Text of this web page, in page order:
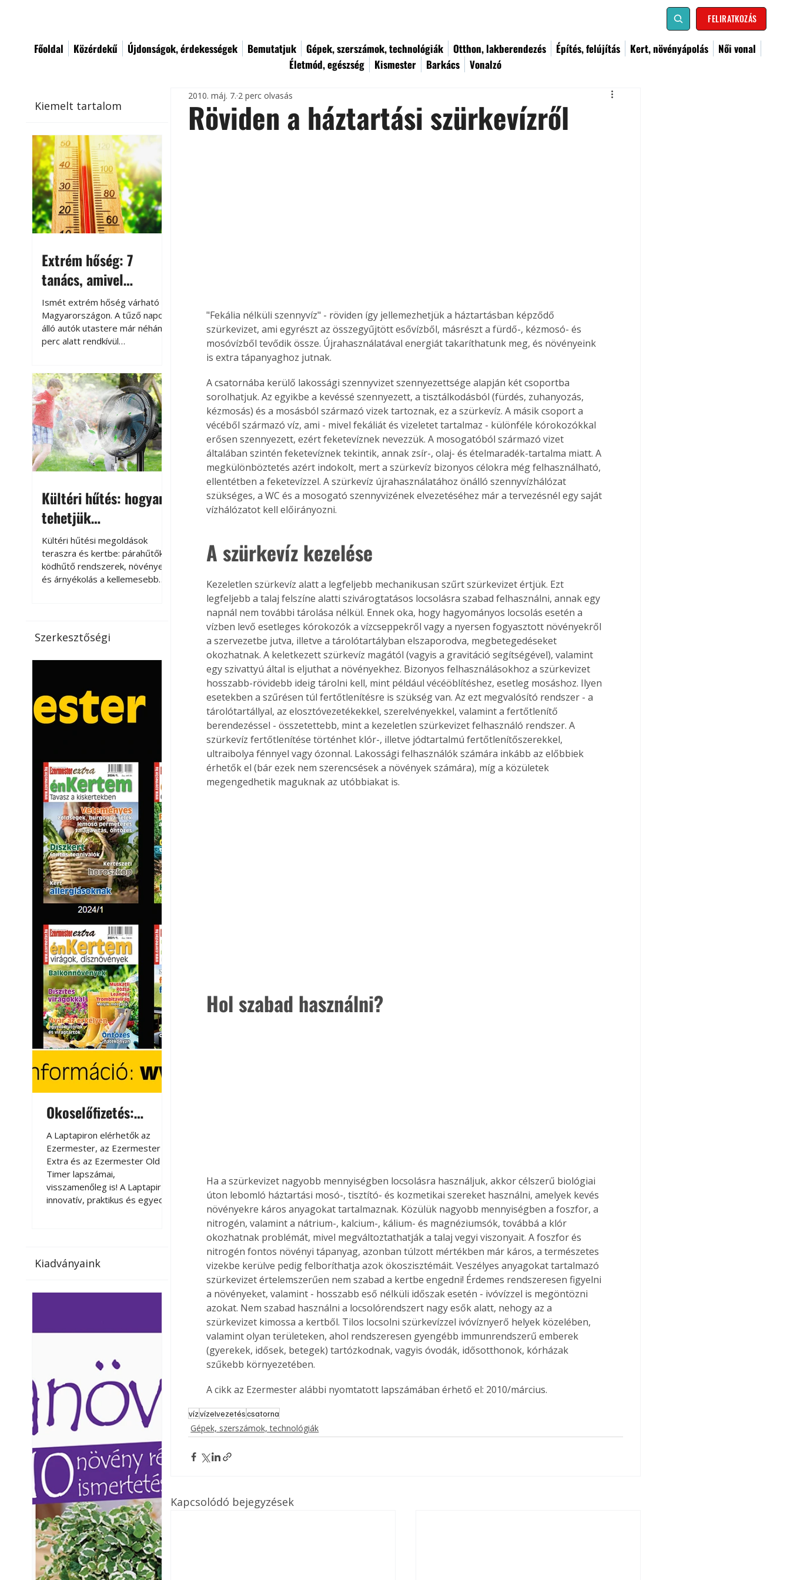
FELIRATKOZÁS
Főoldal Közérdekű Újdonságok, érdekességek Bemutatjuk Gépek, szerszámok, technológiák Otthon, lakberendezés Építés, felújítás Kert, növényápolás
Női vonal
Életmód, egészség
Kismester Barkács Vonalzó
Kiemelt tartalom
Extrém hőség: 7
tanács, amivel
megóvhatjuk
autónkat a nyári
károktól
Ismét extrém hőség várható
Magyarországon. A tűző napon
álló autók utastere már néhány
perc alatt rendkívül
megközelítheti. Ez nemcsak a
beszállást teszi kellemetlenné,
hanem az autó állapotára és a
benne hagyott tárgyakra is
káros hatással lehet. Néhány
egyszerű óvintézkedéssel
azonban jelentősen
csökkenthetjük a hőség káros
Kültéri hűtés: hogyan
tehetjük
kellemesebbé a
teraszt és a kertet?
Kültéri hűtési megoldások
teraszra és kertbe: párahűtők,
ködhűtő rendszerek, növények
és árnyékolás a kellemesebb
jelentőséget kapott, ahogy a
nyári hőhullámok gyakoribbá és
a megoldást a meleg ellen, ma
már egyre többen keresnek
olyan kültéri hűtési
vendégl
Szerkesztőségi
Okoselőfizetés:
Ezermester Extra
A Laptapiron elérhetők az
Ezermester, az Ezermester
Extra és az Ezermester Old
Timer lapszámai,
visszamenőleg is! A Laptapir új,
innovatív, praktikus és egyedi
az otthonában, útközben vagy
elérhetők lapszámaink. Bárhol,
visszamenőleg is! A Laptapir új,
innovatív, praktikus és egyedi
megoldás a nyomtatott
magazinok digitális olvasására
számítógépen, okostelefonon
vagy táblagépen. Kényelmesen
az otthonában, útközben vagy
nyaralás, pihenés alatt is
elérhetők lapszámaink. Bárhol,
bármikor, akár külföldön élve
vagy dolgozva is olvashatók az
Ezermester lapszámai. A
Laptapir kényelmes megoldás,
mert: – t
megrendelhetők!
Kiadványaink
Röviden a háztartási szürkevízről
2010. máj. 7. 2 perc olvasás
"Fekália nélküli szennyvíz" - röviden így jellemezhetjük a háztartásban képződő
szürkevizet, ami egyrészt az összegyűjtött esővízből, másrészt a fürdő-, kézmosó- és
mosóvízből tevődik össze. Újrahasználatával energiát takaríthatunk meg, és növényeink
is extra tápanyaghoz jutnak.
A csatornába kerülő lakossági szennyvizet szennyezettsége alapján két csoportba
sorolhatjuk. Az egyikbe a kevéssé szennyezett, a tisztálkodásból (fürdés, zuhanyozás,
kézmosás) és a mosásból származó vizek tartoznak, ez a szürkevíz. A másik csoport a
vécéből származó víz, ami - mivel fekáliát és vizeletet tartalmaz - különféle kórokozókkal
erősen szennyezett, ezért feketevíznek nevezzük. A mosogatóból származó vizet
általában szintén feketevíznek tekintik, annak zsír-, olaj- és ételmaradék-tartalma miatt. A
megkülönböztetés azért indokolt, mert a szürkevíz bizonyos célokra még felhasználható,
ellentétben a feketevízzel. A szürkevíz újrahasználatához önálló szennyvízhálózat
szükséges, a WC és a mosogató szennyvizének elvezetéséhez már a tervezésnél egy saját
vízhálózatot kell előirányozni.
A szürkevíz kezelése
Kezeletlen szürkevíz alatt a legfeljebb mechanikusan szűrt szürkevizet értjük. Ezt
legfeljebb a talaj felszíne alatti szivárogtatásos locsolásra szabad felhasználni, annak egy
napnál nem további tárolása nélkül. Ennek oka, hogy hagyományos locsolás esetén a
vízben levő esetleges kórokozók a vízcseppekről vagy a nyersen fogyasztott növényekről
a szervezetbe jutva, illetve a tárolótartályban elszaporodva, megbetegedéseket
okozhatnak. A keletkezett szürkevíz magától (vagyis a gravitáció segítségével), valamint
egy szivattyú által is eljuthat a növényekhez. Bizonyos felhasználásokhoz a szürkevizet
hosszabb-rövidebb ideig tárolni kell, mint például vécéöblítéshez, esetleg mosáshoz. Ilyen
esetekben a szűrésen túl fertőtlenítésre is szükség van. Az ezt megvalósító rendszer - a
tárolótartállyal, az elosztóvezetékekkel, szerelvényekkel, valamint a fertőtlenítő
berendezéssel - összetettebb, mint a kezeletlen szürkevizet felhasználó rendszer. A
szürkevíz fertőtlenítése történhet klór-, illetve jódtartalmú fertőtlenítőszerekkel,
ultraibolya fénnyel vagy ózonnal. Lakossági felhasználók számára inkább az előbbiek
érhetők el (bár ezek nem szerencsések a növények számára), míg a közületek
megengedhetik maguknak az utóbbiakat is.
Hol szabad használni?
Ha a szürkevizet nagyobb mennyiségben locsolásra használjuk, akkor célszerű biológiai
úton lebomló háztartási mosó-, tisztító- és kozmetikai szereket használni, amelyek kevés
növényekre káros anyagokat tartalmaznak. Közülük nagyobb mennyiségben a foszfor, a
nitrogén, valamint a nátrium-, kalcium-, kálium- és magnéziumsók, továbbá a klór
okozhatnak problémát, mivel megváltoztathatják a talaj vegyi viszonyait. A foszfor és
nitrogén fontos növényi tápanyag, azonban túlzott mértékben már káros, a természetes
vizekbe kerülve pedig felboríthatja azok ökoszisztémáit. Veszélyes anyagokat tartalmazó
szürkevizet értelemszerűen nem szabad a kertbe engedni! Érdemes rendszeresen figyelni
a növényeket, valamint - hosszabb eső nélküli időszak esetén - ivóvízzel is megöntözni
azokat. Nem szabad használni a locsolórendszert nagy esők alatt, nehogy az a
szürkevizet kimossa a kertből. Tilos locsolni szürkevízzel ivóvíznyerő helyek közelében,
valamint olyan területeken, ahol rendszeresen gyengébb immunrendszerű emberek
(gyerekek, idősek, betegek) tartózkodnak, vagyis óvodák, idősotthonok, kórházak
szűkebb környezetében.
A cikk az Ezermester alábbi nyomtatott lapszámában érhető el: 2010/március.
vízvízelvezetéscsatorna
Gépek, szerszámok, technológiák
Kapcsolódó bejegyzések